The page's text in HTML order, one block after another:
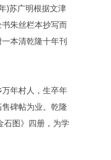
)苏广明根据文津
朱丝栏本抄写而
本清乾隆十年刊
年村人，生卒年
碑帖为业。乾隆
石图》四册，为学